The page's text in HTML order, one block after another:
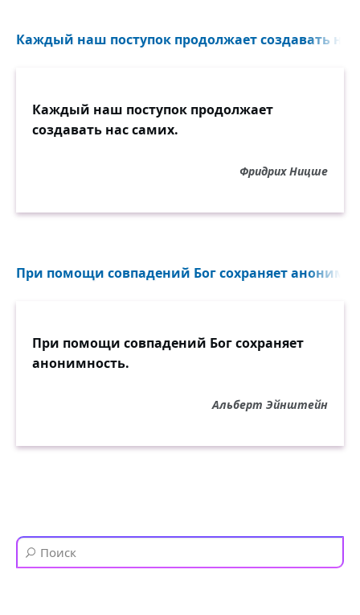
Каждый наш поступок продолжает создавать
Каждый наш поступок продолжает
создавать нас самих.
Фридрих Ницше
При помощи совпадений Бог сохраняет
При помощи совпадений Бог сохраняет
анонимность.
Альберт Эйнштейн